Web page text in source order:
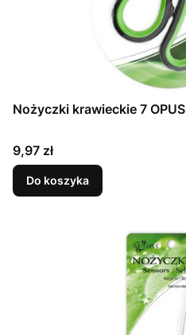
Nożyczki krawieckie 7 OPUS
Cena
9,97 zł
Do koszyka